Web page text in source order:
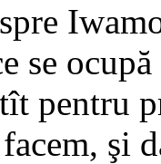
se
pentru
şi